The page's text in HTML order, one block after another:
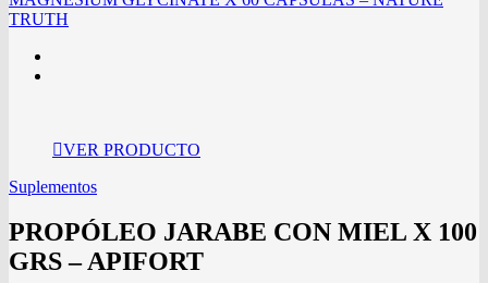
TRUTH
VER PRODUCTO
Suplementos
PROPÓLEO JARABE CON MIEL X 100
GRS – APIFORT